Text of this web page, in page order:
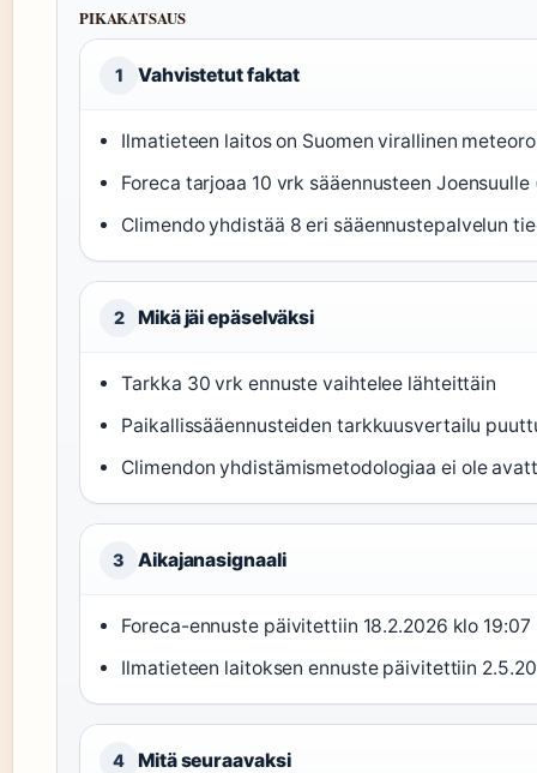
PIKAKATSAUS
1 Vahvistetut faktat
Ilmatieteen laitos on Suomen virallinen
Foreca tarjoaa 10 vrk sääennusteen Joensuulle
Climendo yhdistää 8 eri sääennustepalvelun
2 Mikä jäi epäselväksi
Tarkka 30 vrk ennuste vaihtelee lähteittäin
Paikallissääennusteiden tarkkuusvertailu
Climendon yhdistämismetodologiaa ei ole
3 Aikajanasignaali
Foreca-ennuste päivitettiin 18.2.2026 klo 19:07
Ilmatieteen laitoksen ennuste päivitettiin
4 Mitä seuraavaksi